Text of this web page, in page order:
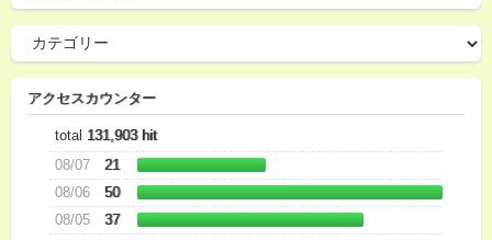
アクセスカウンター
total 131,903 hit
08/07
21
08/06
50
08/05
37